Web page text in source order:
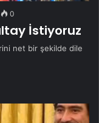
0
İstiyoruz
net bir şekilde dile